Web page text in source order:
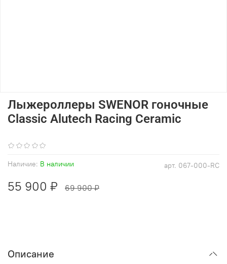
арт. 067-000-RC
Наличие: В наличии
Лыжероллеры SWENOR гоночные
Classic Alutech Racing Ceramic
55 900 ₽ 69 900 ₽
Описание